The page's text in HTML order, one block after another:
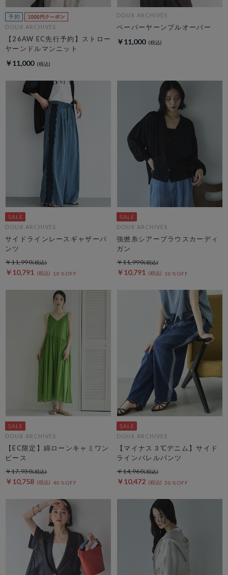
DOUX ARCHIVES
【26AW EC先行予約】ストロー
ヤーンドルマンニット
￥11,000
DOUX ARCHIVES
ペーパーヤーンプルオーバー
￥11,000
DOUX ARCHIVES
サイドラインレースギャザーパ
ンツ
￥10,791 10％OFF
￥11,990
DOUX ARCHIVES
強撚糸シアーブラウスカーディ
ガン
￥10,791 10％OFF
￥11,990
DOUX ARCHIVES
【EC限定】綿ローンキャミワン
ピース
￥10,758 40％OFF
￥17,930
DOUX ARCHIVES
【マイナス３℃デニム】サイド
ラインバレルパンツ
￥10,472 30％OFF
￥14,960